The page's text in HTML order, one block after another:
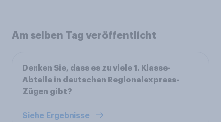
Am selben Tag veröffentlicht
Denken Sie, dass es zu viele 1. Klasse-
Abteile in deutschen Regionalexpress-
Zügen gibt?
Siehe Ergebnisse